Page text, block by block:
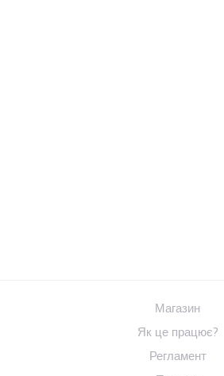
Магазин
Як це працює?
Регламент